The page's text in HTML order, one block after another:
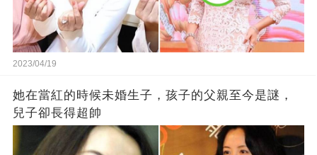
2023/04/19
她在當紅的時候未婚生子，孩子的父親至今是謎，
兒子卻長得超帥